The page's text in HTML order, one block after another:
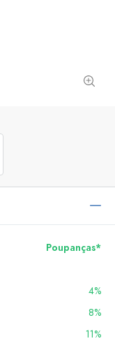
Poupanças*
4%
8%
11%